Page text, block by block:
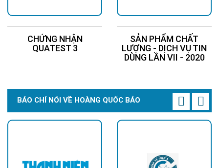
CHỨNG NHẬN
QUATEST 3
SẢN PHẨM CHẤT
LƯỢNG - DỊCH VỤ TIN
DÙNG LẦN VII - 2020
BÁO CHÍ NÓI VỀ HOÀNG QUỐC BẢO